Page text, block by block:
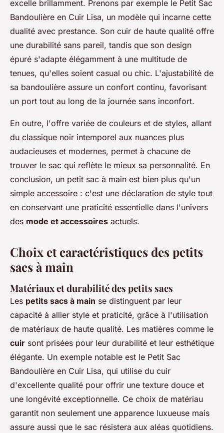
excelle brillamment. Prenons par exemple le Petit Sac
Bandoulière en Cuir Lisa, un modèle qui incarne cette
dualité avec prestance. Son cuir de haute qualité offre
une durabilité sans pareil, tandis que son design
épuré s'adapte élégamment à une multitude de
tenues, qu'elles soient casual ou chic. L'ajustabilité de
sa bandoulière assure un confort continu, favorisant
un port tout au long de la journée sans inconfort.
En outre, l'offre variée de couleurs et de styles, allant
du classique noir intemporel aux nuances plus
audacieuses et modernes, permet à chacune de
trouver le sac qui reflète le mieux sa personnalité. En
conclusion, un petit sac à main est bien plus qu'un
simple accessoire : c'est une déclaration de style tout
en conservant une praticité essentielle dans l'univers
des mode et accessoires actuels.
Choix et caractéristiques des petits
sacs à main
Matériaux et durabilité des petits sacs
Les petits sacs à main se distinguent par leur
capacité à allier style et praticité, grâce à l'utilisation
de matériaux de haute qualité. Les matières comme le
cuir sont prisées pour leur durabilité et leur esthétique
élégante. Un exemple notable est le Petit Sac
Bandoulière en Cuir Lisa, qui utilise du cuir
d'excellente qualité pour offrir une texture douce et
une longévité exceptionnelle. Ce choix de matériau
garantit non seulement une apparence luxueuse mais
assure aussi que le sac résistera aux aléas quotidiens.